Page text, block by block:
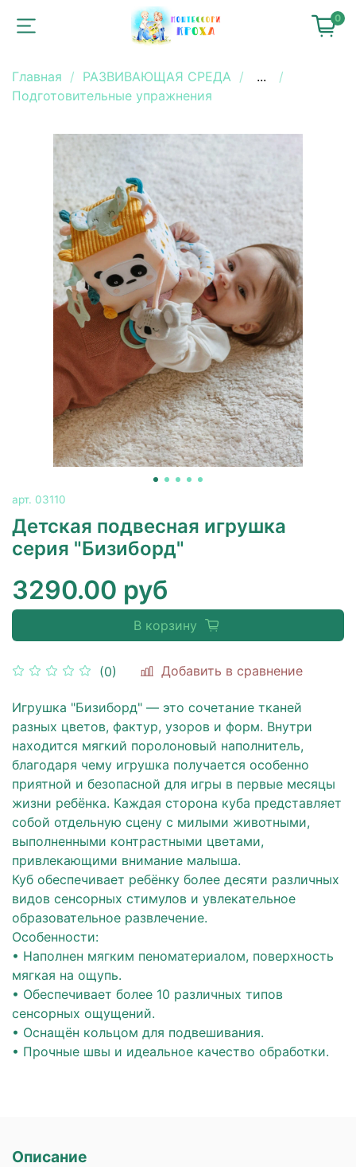
0
Главная РАЗВИВАЮЩАЯ СРЕДА
...
Подготовительные упражнения
арт. 03110
Детская подвесная игрушка
серия "Бизиборд"
(0) Добавить в сравнение
3290.00 руб
В корзину
Игрушка "Бизиборд" — это сочетание тканей
разных цветов, фактур, узоров и форм. Внутри
находится мягкий поролоновый наполнитель,
благодаря чему игрушка получается особенно
приятной и безопасной для игры в первые месяцы
жизни ребёнка. Каждая сторона куба представляет
собой отдельную сцену с милыми животными,
выполненными контрастными цветами,
привлекающими внимание малыша.
Куб обеспечивает ребёнку более десяти различных
видов сенсорных стимулов и увлекательное
образовательное развлечение.
Особенности:
• Наполнен мягким пеноматериалом, поверхность
мягкая на ощупь.
• Обеспечивает более 10 различных типов
сенсорных ощущений.
• Оснащён кольцом для подвешивания.
• Прочные швы и идеальное качество обработки.
Описание